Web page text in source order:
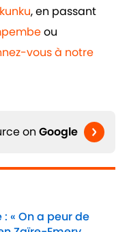
, en passant
ou
vous à notre
on Google
« On a peur de